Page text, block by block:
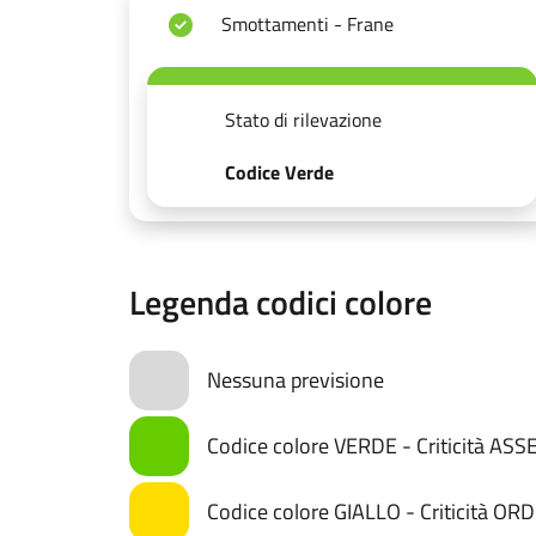
Smottamenti - Frane
Stato di rilevazione
Codice Verde
Legenda codici colore
Nessuna previsione
Codice colore VERDE - Criticità
Codice colore GIALLO - Criticità